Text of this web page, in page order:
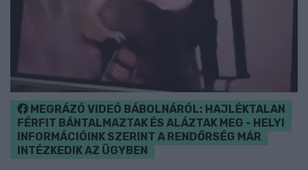
MEGRÁZÓ VIDEÓ BÁBOLNÁRÓL: HAJLÉKTALAN
FÉRFIT BÁNTALMAZTAK ÉS ALÁZTAK MEG - HELYI
INFORMÁCIÓINK SZERINT A RENDŐRSÉG MÁR
INTÉZKEDIK AZ ÜGYBEN